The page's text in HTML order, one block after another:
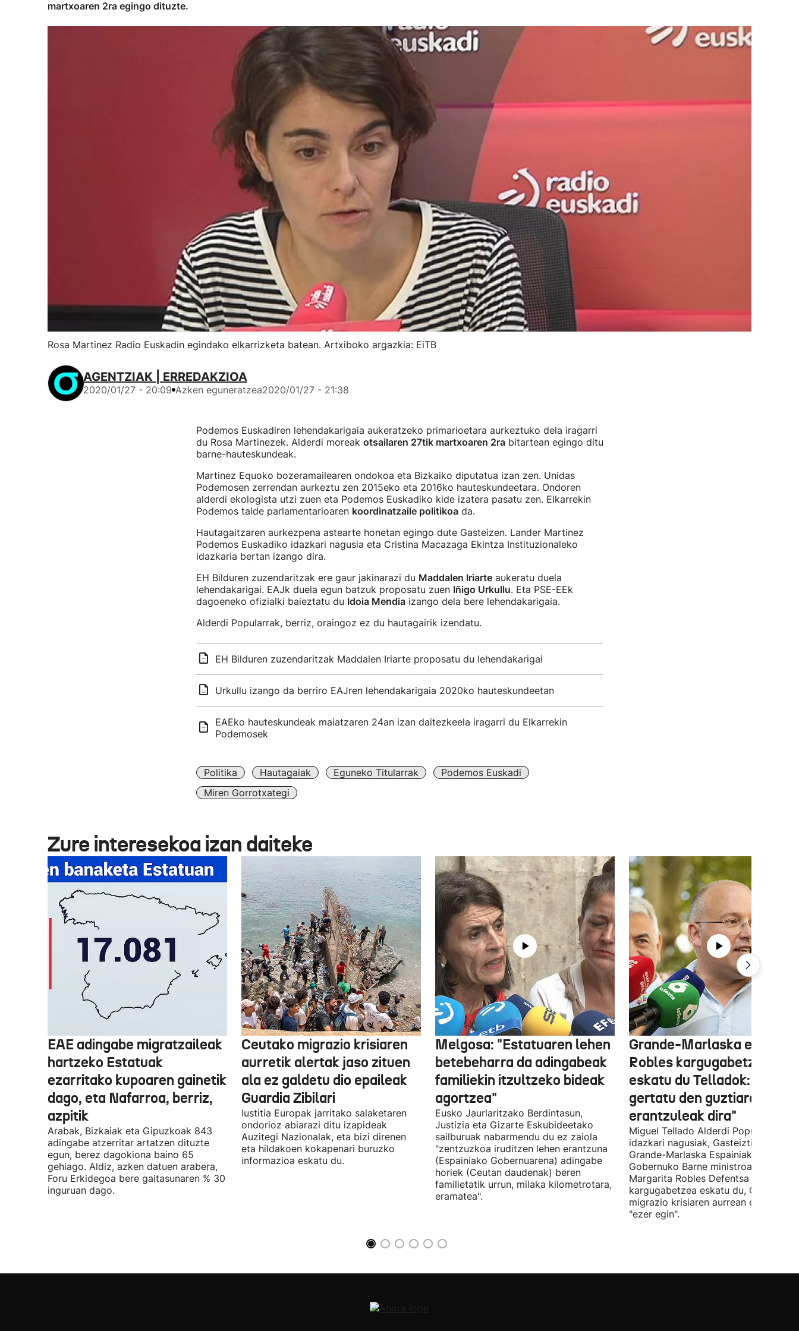
martxoaren 2ra egingo dituzte.
Rosa Martinez Radio Euskadin egindako elkarrizketa batean. Artxiboko argazkia: EiTB
AGENTZIAK | ERREDAKZIOA
2020/01/27 - 20:09 Azken eguneratzea2020/01/27 - 21:38
Podemos Euskadiren lehendakarigaia aukeratzeko primarioetara aurkeztuko dela iragarri
du Rosa Martinezek. Alderdi moreak otsailaren 27tik martxoaren 2rabitartean egingo ditu
barne-hauteskundeak.
Martinez Equoko bozeramailearen ondokoa eta Bizkaiko diputatua izan zen. Unidas
Podemosen zerrendan aurkeztu zen 2015eko eta 2016ko hauteskundeetara. Ondoren
alderdi ekologista utzi zuen eta Podemos Euskadiko kide izatera pasatu zen. Elkarrekin
Podemos talde parlamentarioaren koordinatzaile politikoada.
Hautagaitzaren aurkezpena astearte honetan egingo dute Gasteizen. Lander Martinez
Podemos Euskadiko idazkari nagusia eta Cristina Macazaga Ekintza Instituzionaleko
idazkaria bertan izango dira.
EH Bilduren zuzendaritzak ere gaur jakinarazi du Maddalen Iriarteaukeratu duela
lehendakarigai. EAJk duela egun batzuk proposatu zuen Iñigo Urkullu. Eta PSE-EEk
dagoeneko ofizialki baieztatu du Idoia Mendiaizango dela bere lehendakarigaia.
Alderdi Popularrak, berriz, oraingoz ez du hautagairik izendatu.
EH Bilduren zuzendaritzak Maddalen Iriarte proposatu du lehendakarigai
Urkullu izango da berriro EAJren lehendakarigaia 2020ko hauteskundeetan
EAEko hauteskundeak maiatzaren 24an izan daitezkeela iragarri du Elkarrekin
Podemosek
Politika Hautagaiak Eguneko Titularrak
Podemos Euskadi
Miren Gorrotxategi
Zure interesekoa izan daiteke
EAE adingabe migratzaileak
hartzeko Estatuak
ezarritako kupoaren gainetik
dago, eta Nafarroa, berriz,
azpitik
Arabak, Bizkaiak eta Gipuzkoak 843
adingabe atzerritar artatzen dituzte
egun, berez dagokiona baino 65
gehiago. Aldiz, azken datuen arabera,
Foru Erkidegoa bere gaitasunaren % 30
inguruan dago.
Ceutako migrazio krisiaren
aurretik alertak jaso zituen
ala ez galdetu dio epaileak
Guardia Zibilari
Iustitia Europak jarritako salaketaren
ondorioz abiarazi ditu izapideak
Auzitegi Nazionalak, eta bizi direnen
eta hildakoen kokapenari buruzko
informazioa eskatu du.
Melgosa: "Estatuaren lehen
betebeharra da adingabeak
familiekin itzultzeko bideak
agortzea"
Eusko Jaurlaritzako Berdintasun,
Justizia eta Gizarte Eskubideetako
sailburuak nabarmendu du ez zaiola
"zentzuzkoa iruditzen lehen erantzuna
(Espainiako Gobernuarena) adingabe
horiek (Ceutan daudenak) beren
familietatik urrun, milaka kilometrotara,
eramatea".
Grande-Marlaska eta
Robles kargugabetzea
eskatu du Telladok:
gertatu den guztiaren
erantzuleak dira"
Miguel Tellado Alderdi Popularraren
idazkari nagusiak, Gasteiztik,
Grande-Marlaska Espainiako
Gobernuko Barne ministroa eta
Margarita Robles Defentsa ministroa
kargugabetzea eskatu du, Ceutako
migrazio krisiaren aurrean ez
"ezer egin".